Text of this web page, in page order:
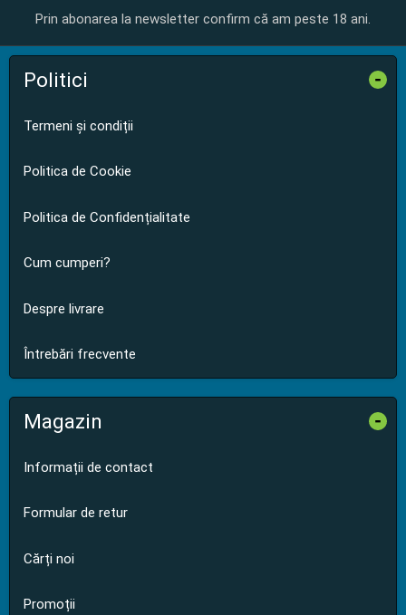
Prin abonarea la newsletter confirm că am peste 18 ani.
Politici -
Termeni și condiții
Politica de Cookie
Politica de Confidențialitate
Cum cumperi?
Despre livrare
Întrebări frecvente
Magazin -
Informații de contact
Formular de retur
Cărți noi
Promoții